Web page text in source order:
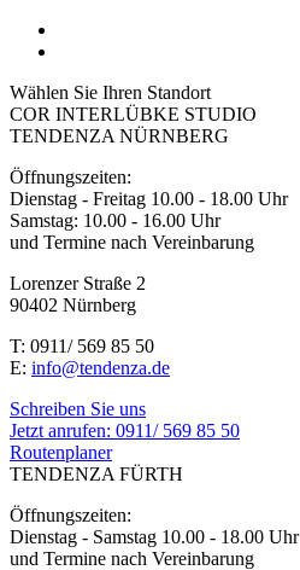
Wählen Sie Ihren Standort
COR INTERLÜBKE STUDIO
TENDENZA NÜRNBERG
Öffnungszeiten:
Dienstag - Freitag 10.00 - 18.00 Uhr
Samstag: 10.00 - 16.00 Uhr
und Termine nach Vereinbarung
Lorenzer Straße 2
90402 Nürnberg
T: 0911/ 569 85 50
E: info@tendenza.de
Schreiben Sie uns
Jetzt anrufen: 0911/ 569 85 50
Routenplaner
TENDENZA FÜRTH
Öffnungszeiten:
Dienstag - Samstag 10.00 - 18.00 Uhr
und Termine nach Vereinbarung